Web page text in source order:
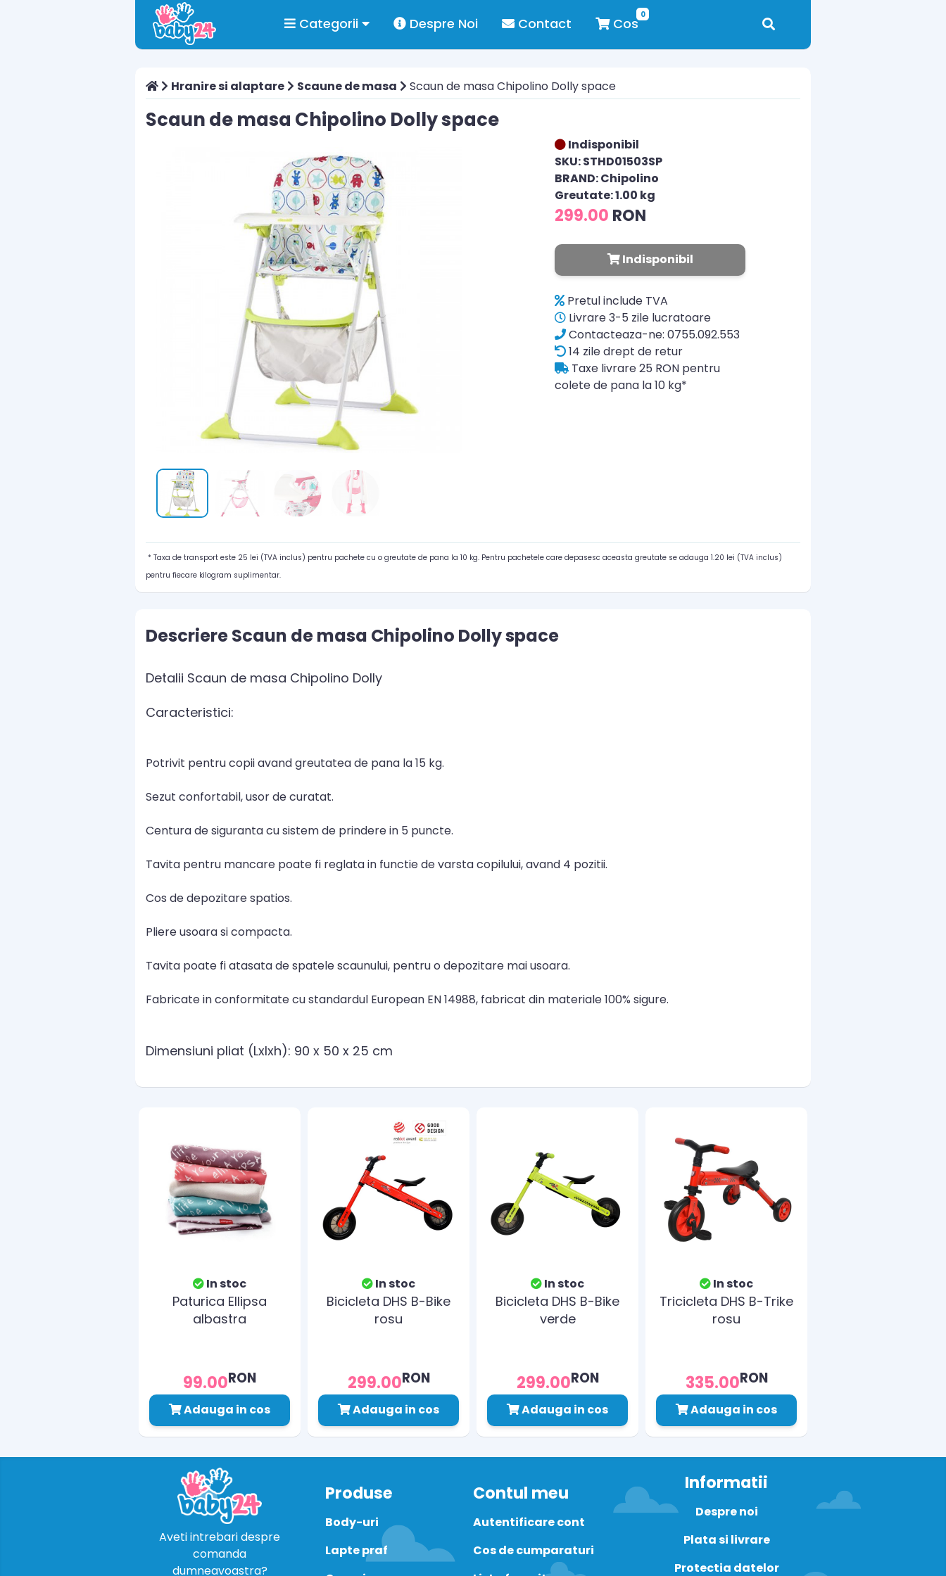
Categorii Despre Noi Contact
0
Cos
Hranire si alaptare Scaune de masa Scaun de masa Chipolino Dolly space
Scaun de masa Chipolino Dolly space
Indisponibil
SKU: STHD01503SP
BRAND: Chipolino
Greutate: 1.00 kg
299.00 RON
Indisponibil
Pretul include TVA
Livrare 3-5 zile lucratoare
Contacteaza-ne: 0755.092.553
14 zile drept de retur
Taxe livrare 25 RON pentru
colete de pana la 10 kg*
* Taxa de transport este 25 lei (TVA inclus) pentru pachete cu o greutate de pana la 10 kg. Pentru pachetele care depasesc aceasta greutate se adauga 1.20 lei (TVA inclus)
pentru fiecare kilogram suplimentar.
Descriere Scaun de masa Chipolino Dolly space
Detalii Scaun de masa Chipolino Dolly
Caracteristici:
Potrivit pentru copii avand greutatea de pana la 15 kg.
Sezut confortabil, usor de curatat.
Centura de siguranta cu sistem de prindere in 5 puncte.
Tavita pentru mancare poate fi reglata in functie de varsta copilului, avand 4 pozitii.
Cos de depozitare spatios.
Pliere usoara si compacta.
Tavita poate fi atasata de spatele scaunului, pentru o depozitare mai usoara.
Fabricate in conformitate cu standardul European EN 14988, fabricat din materiale 100% sigure.
Dimensiuni pliat (Lxlxh): 90 x 50 x 25 cm
In stoc
Paturica Ellipsa
albastra
99.00RON
Adauga in cos
In stoc
Bicicleta DHS B-Bike
rosu
299.00RON
Adauga in cos
In stoc
Bicicleta DHS B-Bike
verde
299.00RON
Adauga in cos
In stoc
Tricicleta DHS B-Trike
rosu
335.00RON
Adauga in cos
Aveti intrebari despre
comanda
dumneavoastra?
Produse
Body-uri
Lapte praf
Contul meu
Autentificare cont
Cos de cumparaturi
Informatii
Despre noi
Plata si livrare
Protectia datelor